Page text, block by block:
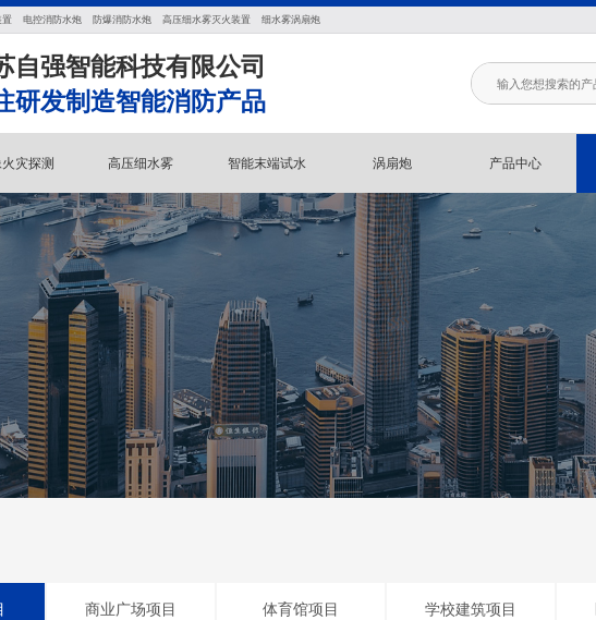
置 电控消防水炮 防爆消防水炮 高压细水雾灭火装置 细水雾涡扇炮
自强智能科技有限公司
研发制造智能消防产品
灾探测 高压细水雾 智能末端试水 涡扇炮 产品中心
商业广场项目 体育馆项目 学校建筑项目